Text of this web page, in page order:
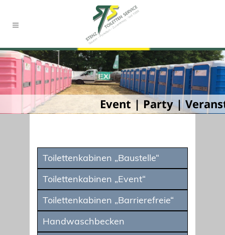
Event | Party |
Toilettenkabinen „Baustelle“
Toilettenkabinen „Event“
Toilettenkabinen „Barrierefreie“
Handwaschbecken